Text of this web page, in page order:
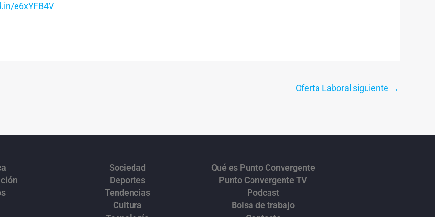
e6xYFB4V
Oferta Laboral siguiente →
Sociedad
Deportes
Tendencias
Cultura
Qué es Punto Convergente
Punto Convergente TV
Podcast
Bolsa de trabajo